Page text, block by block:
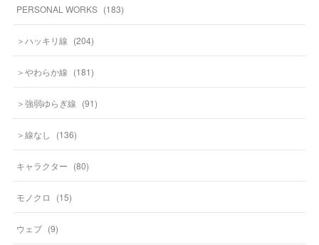
PERSONAL WORKS (183)
＞ハッキリ線 (204)
＞やわらか線 (181)
＞強弱ゆらぎ線 (91)
＞線なし (136)
キャラクター (80)
モノクロ (15)
ウェブ (9)